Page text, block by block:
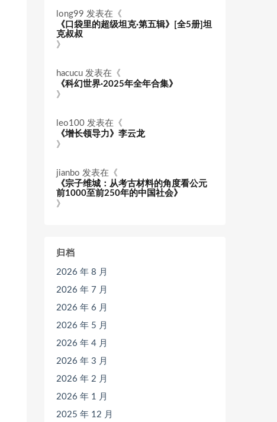
long99 发表在《
《口袋里的超级坦克·第五辑》[全5册]坦
克叔叔
》
hacucu 发表在《
《科幻世界·2025年全年合集》
》
leo100 发表在《
《增长领导力》李云龙
》
jianbo 发表在《
《宗子维城：从考古材料的角度看公元
前1000至前250年的中国社会》
》
归档
2026 年 8 月
2026 年 7 月
2026 年 6 月
2026 年 5 月
2026 年 4 月
2026 年 3 月
2026 年 2 月
2026 年 1 月
2025 年 12 月